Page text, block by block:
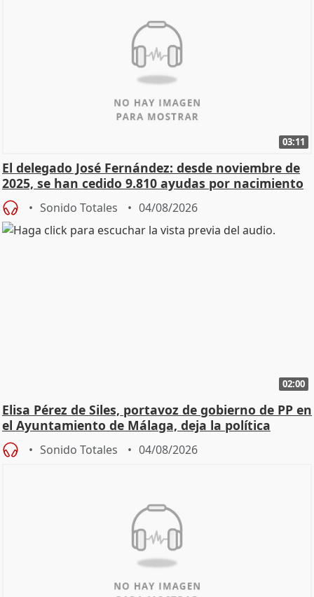
03:11
El delegado José Fernández: desde noviembre de
2025, se han cedido 9.810 ayudas por nacimiento
Sonido Totales 04/08/2026
02:00
Elisa Pérez de Siles, portavoz de gobierno de PP en
el Ayuntamiento de Málaga, deja la política
Sonido Totales 04/08/2026